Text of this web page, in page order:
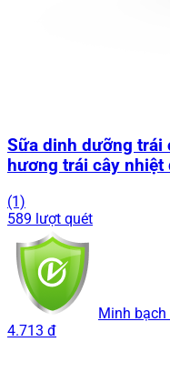
Sữa dinh dưỡng trái
hương trái cây nhiệt
(1)
589 lượt quét
Minh
4.713 đ